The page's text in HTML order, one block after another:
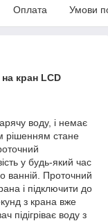
Оплата Умови
кран LCD
воду, і немає
рішенням стане
у будь-який час
ванній. Проточний
і підключити до
з крана вже
підігріває воду з